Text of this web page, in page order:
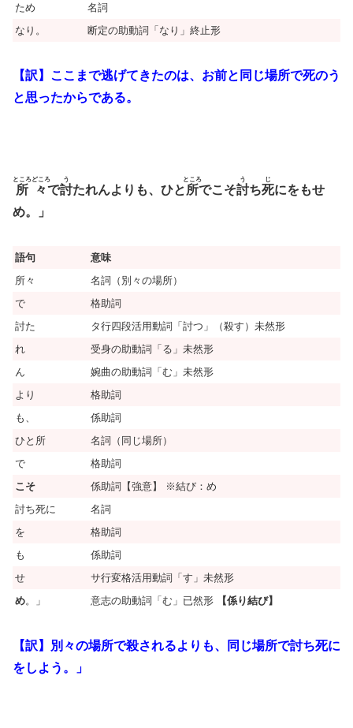
ため
名詞
なり。
断定の助動詞「なり」終止形
【訳】ここまで逃げてきたのは、お前と同じ場所で死のう
と思ったからである。
所々
ところどころ
で討
う
たれんよりも、ひと 所
ところ
でこそ討
う
ち死
じ
にをもせ
め。」
語句
意味
所々
名詞（別々の場所）
で
格助詞
討た
タ行四段活用動詞「討つ」（殺す）未然形
れ
受身の助動詞「る」未然形
ん
婉曲の助動詞「む」未然形
より
格助詞
も、
係助詞
ひと所
名詞（同じ場所）
で
格助詞
こそ
係助詞【強意】 ※結び：め
討ち死に
名詞
を
格助詞
も
係助詞
せ
サ行変格活用動詞「す」未然形
め。」 意志の助動詞「む」已然形 【係り結び】
【訳】別々の場所で殺されるよりも、同じ場所で討ち死に
をしよう。」